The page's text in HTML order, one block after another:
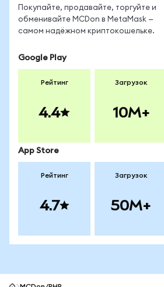
Покупайте, продавайте, торгуйте и
обменивайте MCDon в MetaMask —
самом надёжном криптокошельке.
Google Play
Рейтинг
4.4
Загрузок
10M+
App Store
Рейтинг
4.7
Загрузок
50M+